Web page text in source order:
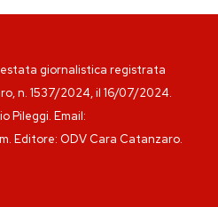
giornalistica registrata
n. 1537/2024, il 16/07/2024.
Pileggi. Email:
Editore: ODV Cara Catanzaro.